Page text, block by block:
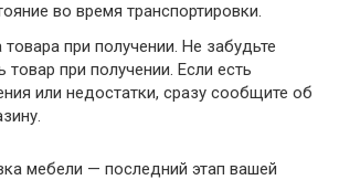
во время транспортировки.
при получении. Не забудьте
товар при получении. Если есть
или недостатки, сразу сообщите об
мебели — последний этап вашей